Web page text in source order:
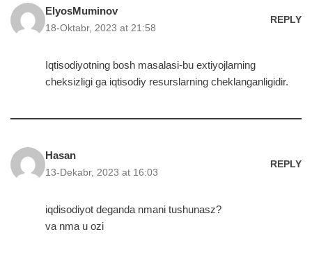
ElyosMuminov
18-Oktabr, 2023 at 21:58
REPLY
Iqtisodiyotning bosh masalasi-bu extiyojlarning
cheksizligi ga iqtisodiy resurslarning cheklanganligidir.
Hasan
13-Dekabr, 2023 at 16:03
REPLY
iqdisodiyot deganda nmani tushunasz?
va nma u ozi